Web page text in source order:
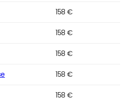
158 €
158 €
158 €
158 €
158 €